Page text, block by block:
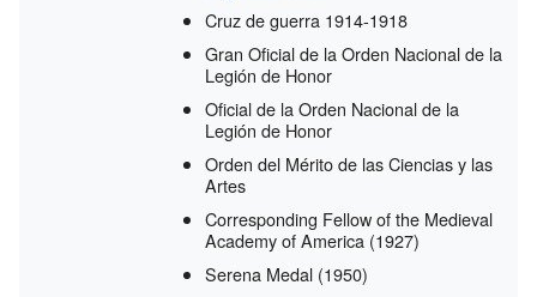
Cruz de guerra 1914-1918
Gran Oficial de la Orden Nacional de la
Legión de Honor
Oficial de la Orden Nacional de la
Legión de Honor
Orden del Mérito de las Ciencias y las
Artes
Corresponding Fellow of the Medieval
Academy of America (1927)
Serena Medal (1950)